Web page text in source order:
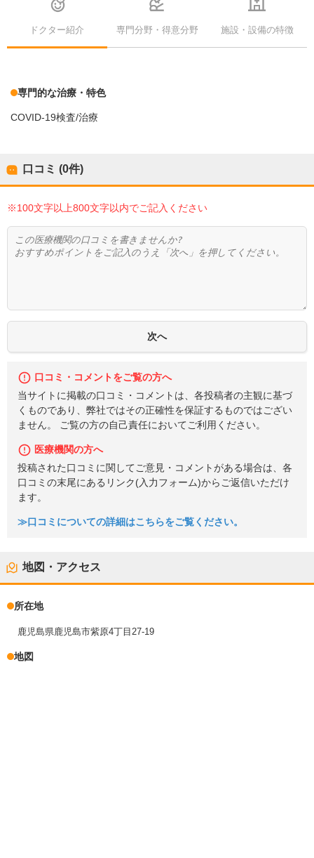
ドクター紹介 専門分野・得意分野 施設・設備の特徴
専門的な治療・特色
COVID-19検査/治療
口コミ (0件)
※100文字以上800文字以内でご記入ください
口コミ・コメントをご覧の方へ
当サイトに掲載の口コミ・コメントは、各投稿者の主観に基づ
くものであり、弊社ではその正確性を保証するものではござい
ません。 ご覧の方の自己責任においてご利用ください。
医療機関の方へ
投稿された口コミに関してご意見・コメントがある場合は、各
口コミの末尾にあるリンク(入力フォーム)からご返信いただけ
ます。
≫口コミについての詳細はこちらをご覧ください。
地図・アクセス
所在地
鹿児島県鹿児島市紫原4丁目27-19
地図